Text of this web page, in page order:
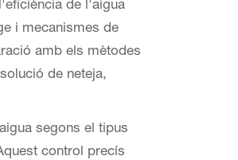
de l'aigua
i mecanismes de
amb els mètodes
de neteja,
segons el tipus
control precís